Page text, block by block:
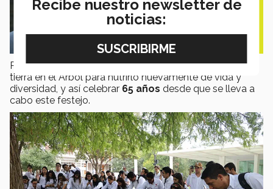
Para finalizar la ceremonia, los estudiantes derramaron
tierra en el Árbol para nutrirlo nuevamente de vida y
diversidad, y así celebrar 65 años desde que se lleva a
cabo este festejo.
Recibe nuestro newsletter de
noticias: